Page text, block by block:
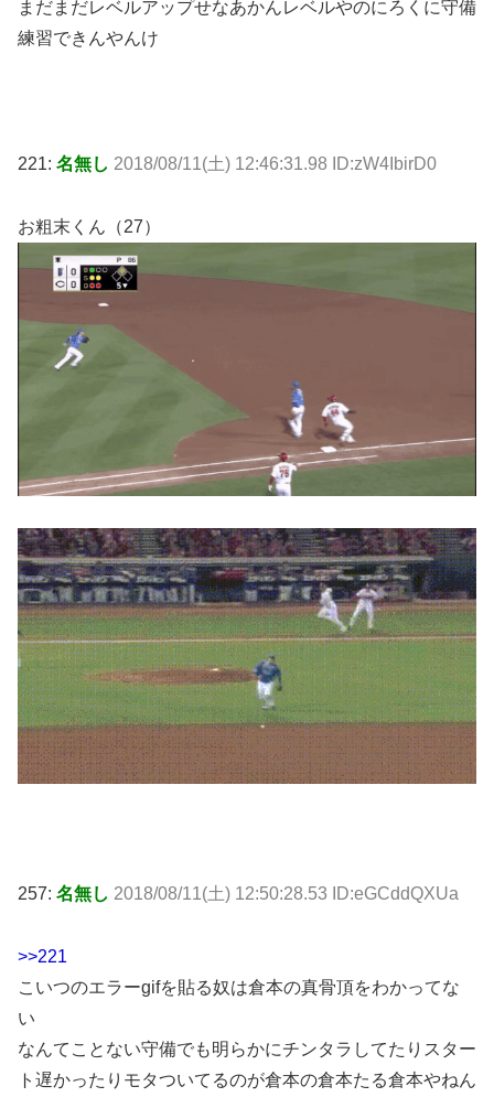
まだまだレベルアップせなあかんレベルやのにろくに守備
練習できんやんけ
221: 名無し 2018/08/11(土) 12:46:31.98 ID:zW4IbirD0
お粗末くん（27）
257: 名無し 2018/08/11(土) 12:50:28.53 ID:eGCddQXUa
>>221
こいつのエラーgifを貼る奴は倉本の真骨頂をわかってな
い
なんてことない守備でも明らかにチンタラしてたりスター
ト遅かったりモタついてるのが倉本の倉本たる倉本やねん